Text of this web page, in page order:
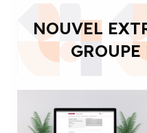
NOUVEL
GROUPE